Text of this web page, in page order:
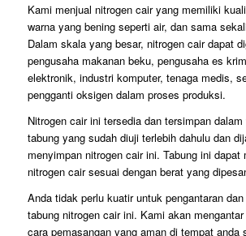
Kami menjual nitrogen cair yang memiliki
warna yang bening seperti air, dan sama
Dalam skala yang besar, nitrogen cair dapat
pengusaha makanan beku, pengusaha es
elektronik, industri komputer, tenaga medis,
pengganti oksigen dalam proses produksi.
Nitrogen cair ini tersedia dan tersimpan dalam
tabung yang sudah diuji terlebih dahulu dan
menyimpan nitrogen cair ini. Tabung ini dapat
nitrogen cair sesuai dengan berat yang
Anda tidak perlu kuatir untuk pengantaran
tabung nitrogen cair ini. Kami akan
cara pemasangan yang aman di tempat anda